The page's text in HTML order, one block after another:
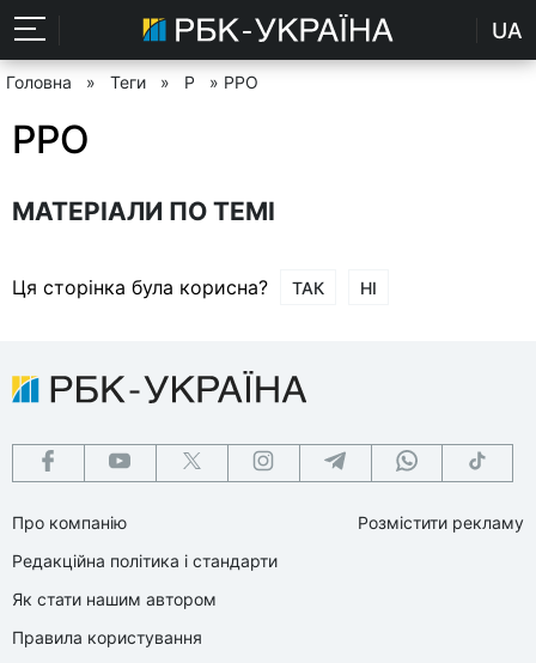
UA
Головна » Теги » Р » РРО
РРО
МАТЕРІАЛИ ПО ТЕМІ
Ця сторінка була корисна? ТАК НІ
Про компанію
Редакційна політика і стандарти
Як стати нашим автором
Правила користування
Розмістити рекламу